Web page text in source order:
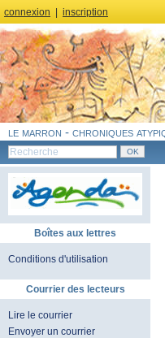
connexion inscription
le marron - chroniques
Boîtes aux lettres
Conditions d'utilisation
Courrier des lecteurs
Lire le courrier
Envoyer un courrier